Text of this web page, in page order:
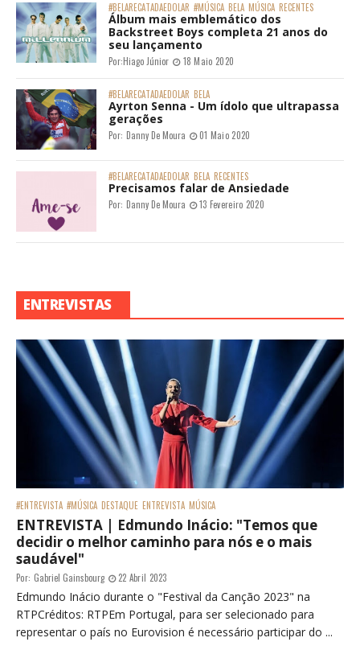
#BELARECATADAEDOLAR #MÚSICA BELA MÚSICA RECENTES
Álbum mais emblemático dos
Backstreet Boys completa 21 anos do
seu lançamento
Por:Hiago Júnior 18 Maio 2020
#BELARECATADAEDOLAR BELA
Ayrton Senna - Um ídolo que ultrapassa
gerações
Por: Danny De Moura 01 Maio 2020
#BELARECATADAEDOLAR BELA RECENTES
Precisamos falar de Ansiedade
Por: Danny De Moura 13 Fevereiro 2020
ENTREVISTAS
#ENTREVISTA #MÚSICA DESTAQUE ENTREVISTA MÚSICA
ENTREVISTA | Edmundo Inácio: "Temos que
decidir o melhor caminho para nós e o mais
saudável"
Por: Gabriel Gainsbourg 22 Abril 2023
Edmundo Inácio durante o "Festival da Canção 2023" na
RTPCréditos: RTPEm Portugal, para ser selecionado para
representar o país no Eurovision é necessário participar do ...